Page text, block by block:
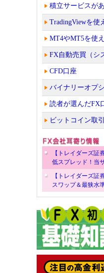
積立サービスが
TradingViewを使
MT4やMT5を使
FX自動売買（シ
CFD口座
バイナリーオプ
読者が選んだFX
ビットコイン取
【トレイダーズ証
低スプレッド！当
【トレイダーズ証
スワップ＆最狭水